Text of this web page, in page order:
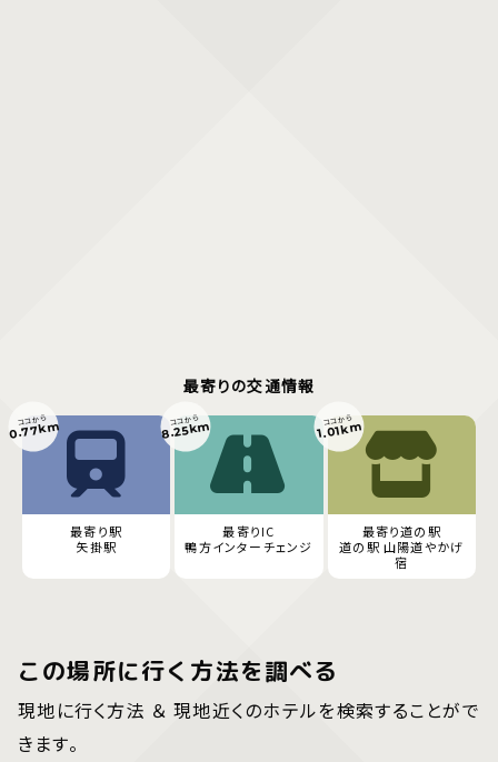
最寄りの交通情報
最寄り駅
矢掛駅
ココから
0.77km
最寄りIC
鴨方インターチェンジ
ココから
8.25km
最寄り道の駅
道の駅 山陽道やかげ
宿
ココから
1.01km
この場所に行く方法を調べる
現地に行く方法 ＆ 現地近くのホテルを検索することがで
きます。